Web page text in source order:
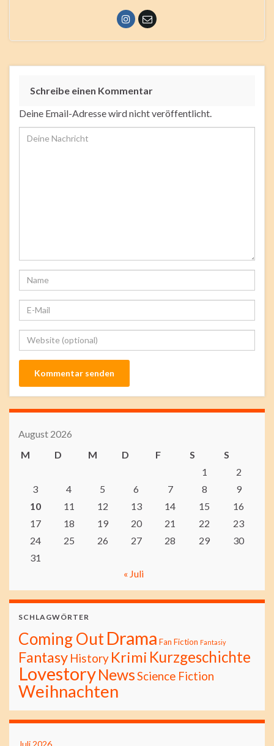
Schreibe einen Kommentar
Deine Email-Adresse wird nicht veröffentlicht.
August 2026
M
D M D F S
S
1
2
3
4 5 6 7 8
9
10
11 12 13 14 15
16
17
18 19 20 21 22
23
24
25 26 27 28 29
30
31
« Juli
SCHLAGWÖRTER
Coming OutDrama Fan Fiction Fantasiy
Fantasy History Krimi Kurzgeschichte
LovestoryNewsScience Fiction
Weihnachten
Juli 2026